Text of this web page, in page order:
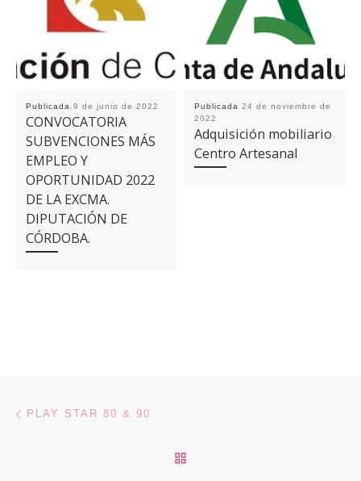
Publicada 9 de junio de 2022
CONVOCATORIA
SUBVENCIONES MÁS
EMPLEO Y
OPORTUNIDAD 2022
DE LA EXCMA.
DIPUTACIÓN DE
CÓRDOBA.
Publicada 24 de noviembre de
2022
Adquisición mobiliario
Centro Artesanal
Navegación de entradas
PLAY STAR 80 & 90